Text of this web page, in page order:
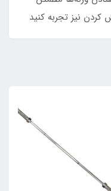
کردن نیز تجربه کنید